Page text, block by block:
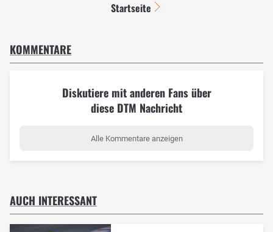
Startseite
KOMMENTARE
Diskutiere mit anderen Fans über
diese DTM Nachricht
Alle Kommentare anzeigen
AUCH INTERESSANT